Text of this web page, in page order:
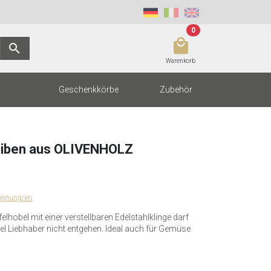
search local_mall
Warenkorb
0
Geschenkkörbe Zubehör
aus OLIVENHOLZ
en
mit einer verstellbaren Edelstahlklinge darf
Liebhaber nicht entgehen. Ideal auch für Gemüse